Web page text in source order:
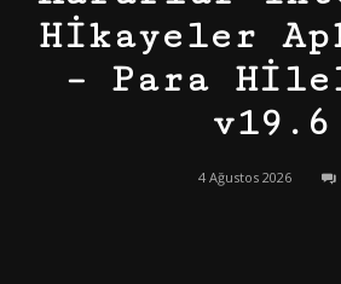
Hikayeler
– Para
v19.6
4 Ağustos 2026